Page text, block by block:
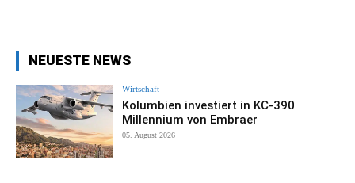
NEUESTE NEWS
Wirtschaft
Kolumbien investiert in KC-390
Millennium von Embraer
05. August 2026